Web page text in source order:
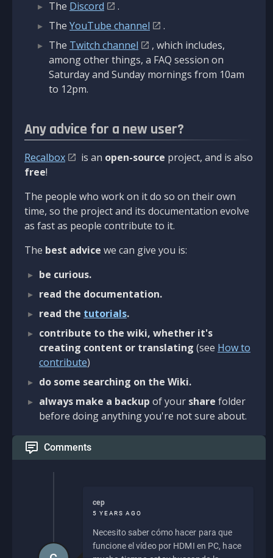
The Discord
.
The YouTube channel
.
The Twitch channel
, which includes,
among other things, a FAQ session on
Saturday and Sunday mornings from 10am
to 12pm.
Any advice for a new user?
Recalbox is an open-source project, and is also
free!
The people who work on it do so on their own
time, so the project and its documentation evolve
as fast as people contribute to it.
The best advice we can give you is:
be curious.
read the documentation.
read the tutorials.
contribute to the wiki, whether it's
creating content or translating (see How to
contribute)
do some searching on the Wiki.
always make a backup of your share folder
before doing anything you're not sure about.
Comments
cep
5 YEARS AGO
Necesito saber cómo hacer para que
funcione el vídeo por HDMI en PC, hace